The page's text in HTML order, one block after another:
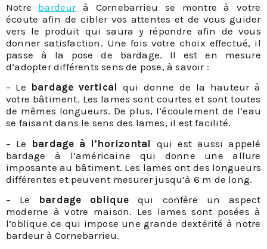
Notre bardeurà Cornebarrieu se montre à votre
écoute afin de cibler vos attentes et de vous guider
vers le produit qui saura y répondre afin de vous
donner satisfaction. Une fois votre choix effectué, il
passe à la pose de bardage. Il est en mesure
d’adopter différents sens de pose, à savoir :
– Le bardage vertical qui donne de la hauteur à
votre bâtiment. Les lames sont courtes et sont toutes
de mêmes longueurs. De plus, l’écoulement de l’eau
se faisant dans le sens des lames, il est facilité.
– Le bardage à l’horizontal qui est aussi appelé
bardage à l’américaine qui donne une allure
imposante au bâtiment. Les lames ont des longueurs
différentes et peuvent mesurer jusqu’à 6 m de long.
– Le bardage oblique qui confère un aspect
moderne à votre maison. Les lames sont posées à
l’oblique ce qui impose une grande dextérité à notre
bardeur à Cornebarrieu.